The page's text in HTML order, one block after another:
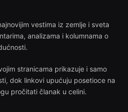
vestima iz zemlje i sveta
analizama i kolumnama o
stranicama prikazuje i samo
dok linkovi upućuju posetioce na
pročitati članak u celini.